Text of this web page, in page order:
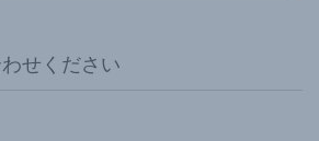
せください